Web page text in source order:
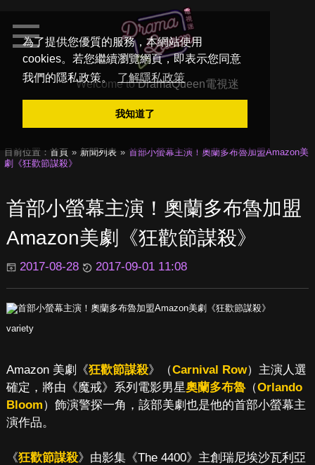
為了提供您優質的服務，本網站使用
cookies。若您繼續瀏覽網頁，即表示您同意
我們的隱私政策。
了解隱私政策
我知道了
Welcome toDramaQueen電視迷
目前位置： 首頁 新聞列表
首部小螢幕主演！奧蘭多布魯加盟Amazon美
劇《狂歡節謀殺》
首部小螢幕主演！奧蘭多布魯加盟
Amazon美劇《狂歡節謀殺》
2017-08-28 2017-09-01 11:08
variety
Amazon 美劇《狂歡節謀殺》（Carnival Row）主演人選
確定，將由《魔戒》系列電影男星奧蘭多布魯（Orlando
Bloom）飾演警探一角，該部美劇也是他的首部小螢幕主
演作品。
《狂歡節謀殺》由影集《The 4400》主創瑞尼埃沙瓦利亞